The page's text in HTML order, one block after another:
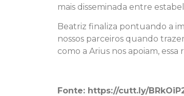
mais disseminada entre
Beatriz finaliza pontuando a
nossos parceiros quando
como a Arius nos apoiam,
Fonte: https://cutt.ly/